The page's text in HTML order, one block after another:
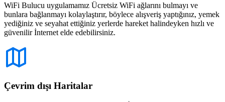
WiFi Bulucu uygulamamız Ücretsiz WiFi ağlarını bulmayı ve
bunlara bağlanmayı kolaylaştırır, böylece alışveriş yaptığınız, yemek
yediğiniz ve seyahat ettiğiniz yerlerde hareket halindeyken hızlı ve
güvenilir İnternet elde edebilirsiniz.
Çevrim dışı Haritalar